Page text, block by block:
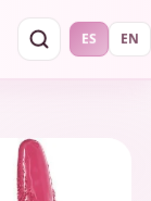
ES EN